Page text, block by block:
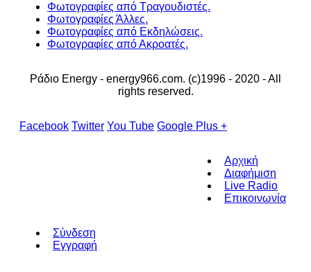
Φωτογραφίες από Τραγουδιστές.
Φωτογραφίες Άλλες.
Φωτογραφίες από Εκδηλώσεις.
Φωτογραφίες από Ακροατές.
Ράδιο Energy - energy966.com. (c)1996 - 2020 - All
rights reserved.
Facebook Twitter You Tube Google Plus +
Αρχική
Διαφήμιση
Live Radio
Επικοινωνία
Σύνδεση
Εγγραφή